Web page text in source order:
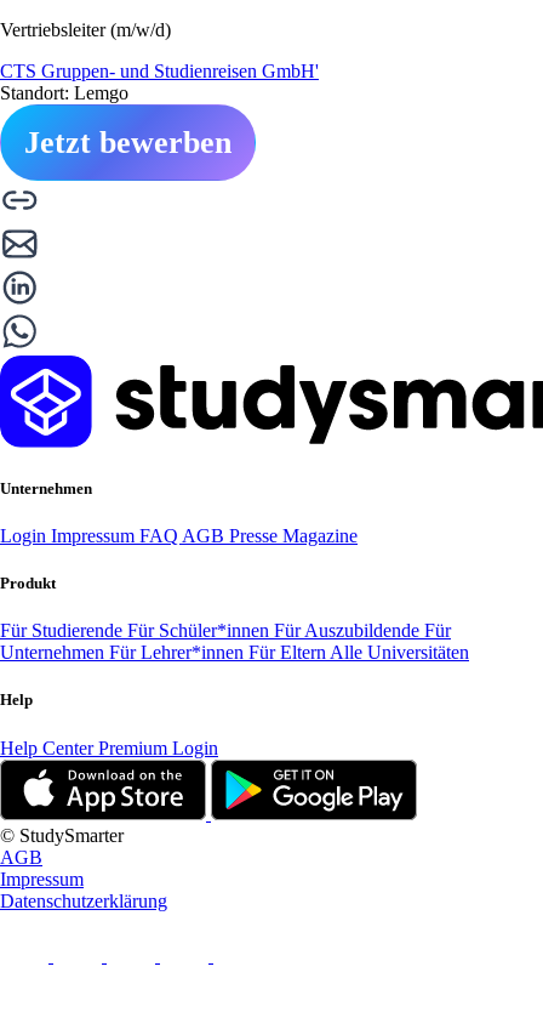
Vertriebsleiter (m/w/d)
CTS Gruppen- und Studienreisen GmbH'
Standort: Lemgo
Jetzt bewerben
Unternehmen
Login Impressum FAQ AGB Presse Magazine
Produkt
Für Studierende Für Schüler*innen Für Auszubildende Für
Unternehmen Für Lehrer*innen Für Eltern Alle Universitäten
Help
Help CenterPremium Login
© StudySmarter
AGB
Impressum
Datenschutzerklärung